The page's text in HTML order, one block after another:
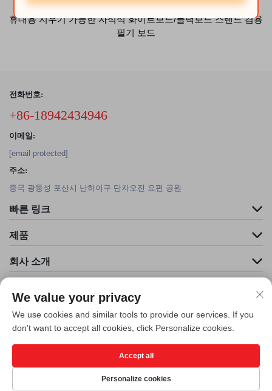
휴대용 지우기 가능한 자석식 화이트보드/블랙보드 스탠드 겸용
필기 보드
전화번호:
+86-18942434946
이메일:
[email protected]
주소:
중국 광둥성 포산시 난하이구 단자오진 요펀 공원
빠른 링크
제품
회사 소개
저작권 © 포산 클리더 환경 예술 공학 유한공사. 모든 권리 보유 -
호정책
We value your privacy
We use cookies and similar tools to provide our services. If you
don't want to accept all cookies, click Personalize cookies.
Personalize cookies
Accept all